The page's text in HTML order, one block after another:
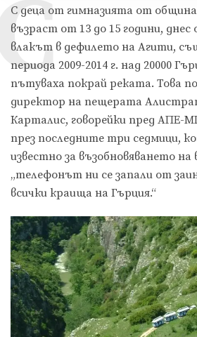
С деца от гимназията от
възраст от 13 до 15 години, днес
влакът в дефилето на Агити,
периода 2009-2014 г. над 20000
пътуваха покрай реката. Това
директор на пещерата
Карталис, говорейки пред ΑΠΕ-
през последните три седмици,
известно за възобновяването на
„телефонът ни се запали от
всички краища на Гърция.“